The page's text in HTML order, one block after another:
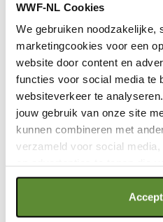
WWF-NL Cookies
We gebruiken
marketingcookies voor een
website door content en
functies voor social media te
websiteverkeer te
jouw gebruik van onze site
kunnen combineren met
verzameld voor social
Als je op "Alle cookies
met een optimaal gebruik
OLIFANT
OLIFANT
55 Afrikaanse olifanten per
gedood om hun ivoor.
Voor een stroper is een tijger